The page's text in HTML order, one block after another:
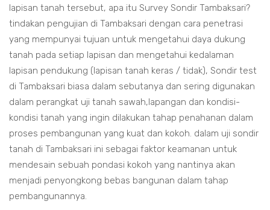
lapisan tanah tersebut, apa itu Survey Sondir Tambaksari?
tindakan pengujian di Tambaksari dengan cara penetrasi
yang mempunyai tujuan untuk mengetahui daya dukung
tanah pada setiap lapisan dan mengetahui kedalaman
lapisan pendukung (lapisan tanah keras / tidak), Sondir test
di Tambaksari biasa dalam sebutanya dan sering digunakan
dalam perangkat uji tanah sawah,lapangan dan kondisi-
kondisi tanah yang ingin dilakukan tahap penahanan dalam
proses pembangunan yang kuat dan kokoh. dalam uji sondir
tanah di Tambaksari ini sebagai faktor keamanan untuk
mendesain sebuah pondasi kokoh yang nantinya akan
menjadi penyongkong bebas bangunan dalam tahap
pembangunannya.